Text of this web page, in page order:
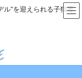
ル"を迎えられる子猫専